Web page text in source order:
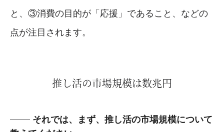
と、③消費の目的が「応援」であること、などの
点が注目されます。
推し活の市場規模は数兆円
それでは、まず、推し活の市場規模について